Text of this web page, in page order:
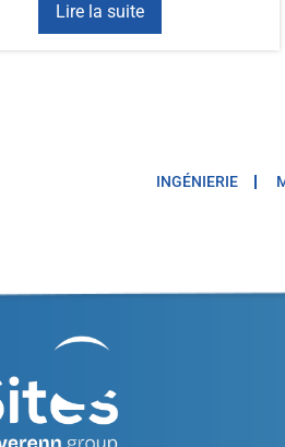
Lire la suite
INGÉNIERIE